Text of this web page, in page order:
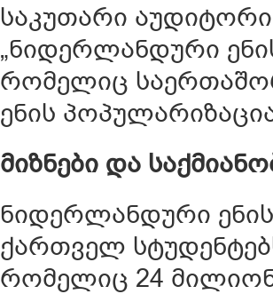
საკუთარი
„ნიდერლანდური
რომელიც
ენის
მიზნები და
ნიდერლანდური
ქართველ
რომელიც 24